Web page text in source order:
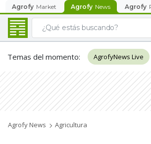
Agrofy Market Agrofy News Agrofy
Temas del momento: AgrofyNews Live
Agrofy News Agricultura